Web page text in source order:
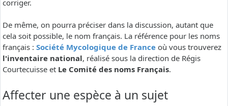
corriger.
De même, on pourra préciser dans la discussion, autant que
cela soit possible, le nom français. La référence pour les noms
français : Société Mycologique de France où vous trouverez
l'inventaire national, réalisé sous la direction de Régis
Courtecuisse et Le Comité des noms Français.
Affecter une espèce à un sujet